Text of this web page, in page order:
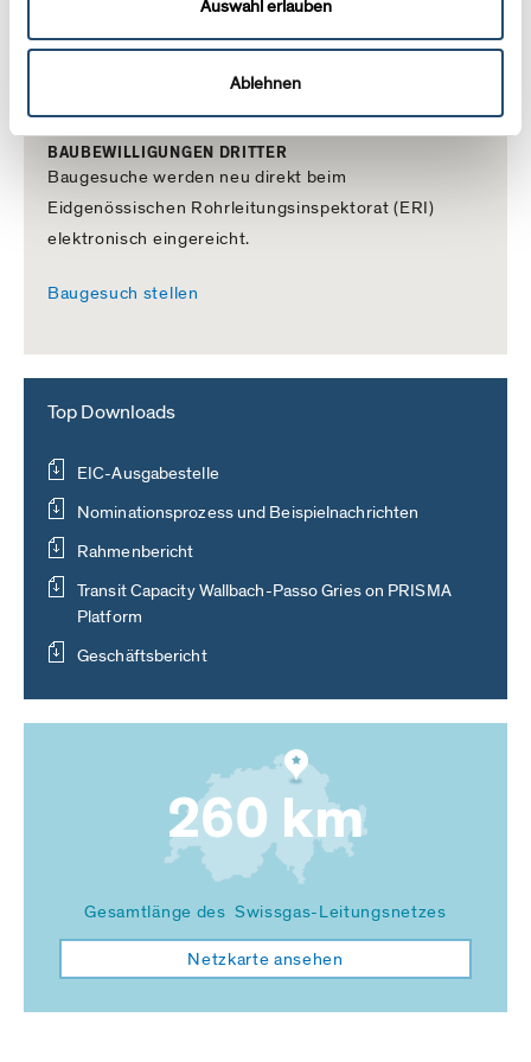
Auswahl erlauben
Ablehnen
RWE
BAUBEWILLIGUNGEN DRITTER
Baugesuche werden neu direkt beim
Eidgenössischen Rohrleitungsinspektorat (ERI)
elektronisch eingereicht.
Baugesuch stellen
Top Downloads
EIC-Ausgabestelle
Nominationsprozess und Beispielnachrichten
Rahmenbericht
Transit Capacity Wallbach-Passo Gries on PRISMA
Platform
Geschäftsbericht
260 km
Gesamtlänge des Swissgas-Leitungsnetzes
Netzkarte ansehen